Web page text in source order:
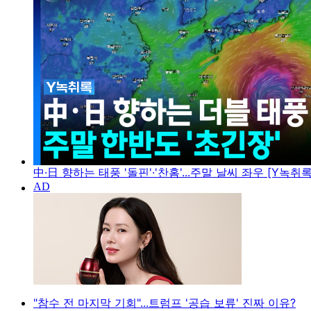
中·日 향하는 태풍 '돌핀'·'찬홈'...주말 날씨 좌우 [Y녹취
"참수 전 마지막 기회"...트럼프 '공습 보류' 진짜 이유?